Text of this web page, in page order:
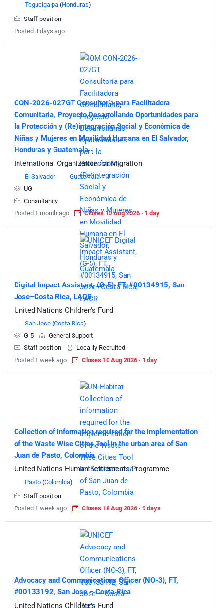
Tegucigalpa (Honduras)
Staff position
Posted 3 days ago
CON-2026-027GT Consultoría para Facilitadora
Comunitaria, Proyecto Desarrollando Oportunidades para
la Protección y (Re)integración Social y Económica de
Niñas y Mujeres en Movilidad Humana en El Salvador,
Honduras y Guatemala
International Organization for Migration
El Salvador
Guatemala
UG
Consultancy
Posted 1 month ago
Closes 10 Aug 2026 · 1 day
Digital Impact Assistant, (G-5), FT, #00134915, San
Jose–Costa Rica, LACR
United Nations Children's Fund
San Jose (Costa Rica)
G-5
General Support
Staff position
Locallly Recruited
Posted 1 week ago
Closes 10 Aug 2026 · 1 day
Collection of information required for the implementation
of the Waste Wise Cities Tool in the urban area of San
Juan de Pasto, Colombia
United Nations Human Settlements Programme
Pasto (Colombia)
Staff position
Posted 1 week ago
Closes 18 Aug 2026 · 9 days
Advocacy and Communications Officer (NO-3), FT,
#00133192, San Jose – Costa Rica
United Nations Children's Fund